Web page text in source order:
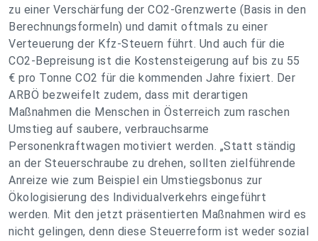
zu einer Verschärfung der CO2-Grenzwerte (Basis in den
Berechnungsformeln) und damit oftmals zu einer
Verteuerung der Kfz-Steuern führt. Und auch für die
CO2-Bepreisung ist die Kostensteigerung auf bis zu 55
€ pro Tonne CO2 für die kommenden Jahre fixiert. Der
ARBÖ bezweifelt zudem, dass mit derartigen
Maßnahmen die Menschen in Österreich zum raschen
Umstieg auf saubere, verbrauchsarme
Personenkraftwagen motiviert werden. „Statt ständig
an der Steuerschraube zu drehen, sollten zielführende
Anreize wie zum Beispiel ein Umstiegsbonus zur
Ökologisierung des Individualverkehrs eingeführt
werden. Mit den jetzt präsentierten Maßnahmen wird es
nicht gelingen, denn diese Steuerreform ist weder sozial